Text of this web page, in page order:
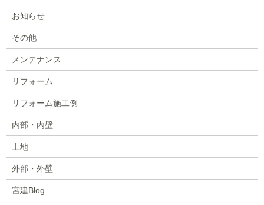
お知らせ
その他
メンテナンス
リフォーム
リフォーム施工例
内部・内壁
土地
外部・外壁
宮建Blog